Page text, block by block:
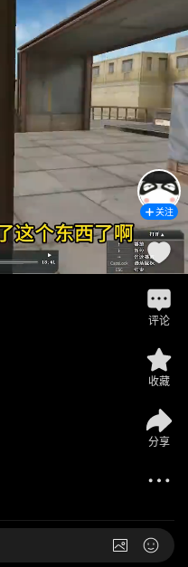
关注
评论
收藏
分享